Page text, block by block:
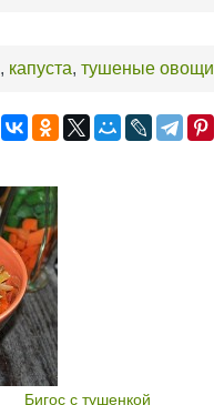
, капуста, тушеные овощи
Бигос с тушенкой